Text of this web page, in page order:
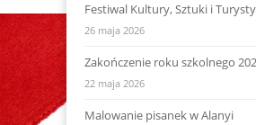
Festiwal Kultury, Sztuki i
26 maja 2026
Zakończenie roku szkolnego
22 maja 2026
Malowanie pisanek w Alanyi